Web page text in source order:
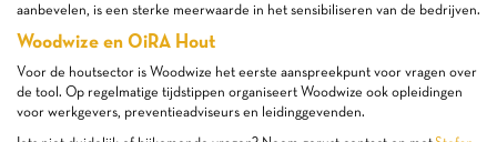
aanbevelen, is een sterke meerwaarde in het sensibiliseren van de bedrijven.
Woodwize en OiRA Hout
Voor de houtsector is Woodwize het eerste aanspreekpunt voor vragen over
de tool. Op regelmatige tijdstippen organiseert Woodwize ook opleidingen
voor werkgevers, preventieadviseurs en leidinggevenden.